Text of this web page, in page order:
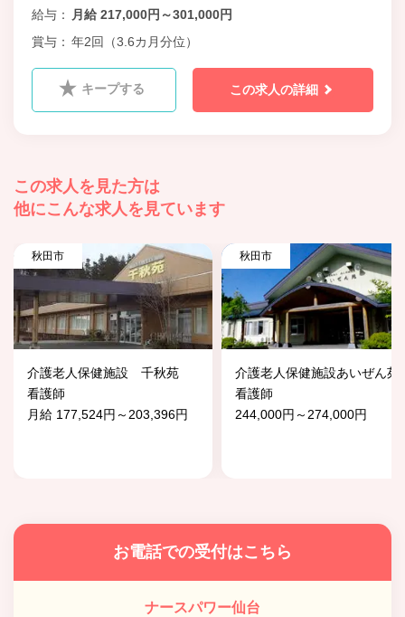
給与
月給 217,000円～301,000円
賞与
年2回（3.6カ月分位）
キープする この求人の詳細
この求人を見た方は
他にこんな求人を見ています
秋田市
介護老人保健施設 千秋苑
看護師
月給 177,524円～203,396円
秋田市
介護老人保健施設あいぜん苑
看護師
244,000円～274,000円
お電話での受付はこちら
ナースパワー仙台